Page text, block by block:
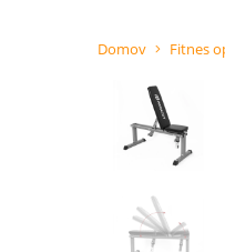
Domov Fitnes